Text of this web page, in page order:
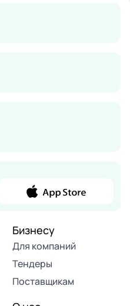
Бизнесу
Для компаний
Тендеры
Поставщикам